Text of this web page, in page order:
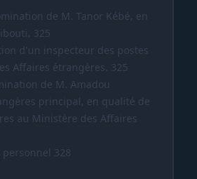
de M. Tanor Kébé, en
325
d'un inspecteur des postes
Affaires étrangères. 325
de M. Amadou
principal, en qualité de
au Ministère des Affaires
328